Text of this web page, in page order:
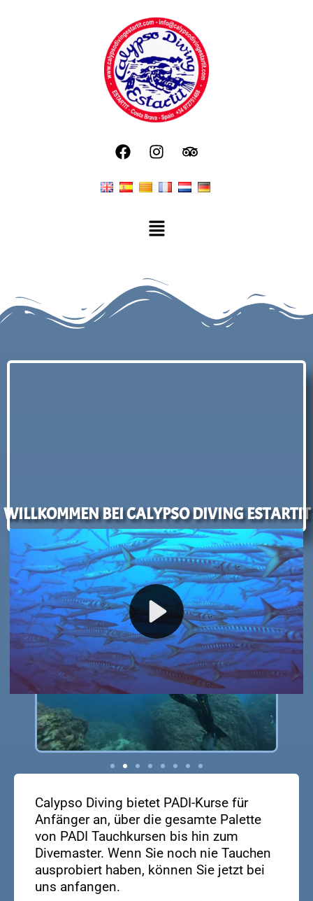
WILLKOMMEN BEI CALYPSO DIVING ESTARTIT
Calypso Diving bietet PADI-Kurse für
Anfänger an, über die gesamte Palette
von PADI Tauchkursen bis hin zum
Divemaster. Wenn Sie noch nie Tauchen
ausprobiert haben, können Sie jetzt bei
uns anfangen.